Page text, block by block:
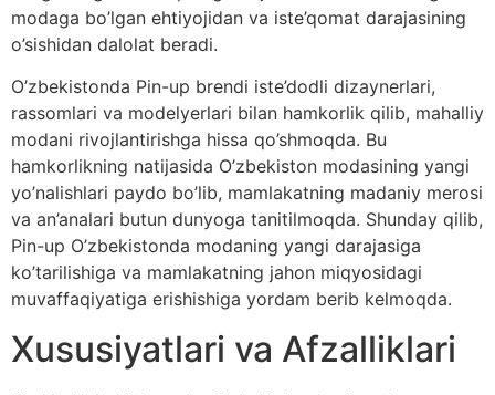
modaga bo’lgan ehtiyojidan va iste’qomat darajasining
o’sishidan dalolat beradi.
O’zbekistonda Pin-up brendi iste’dodli dizaynerlari,
rassomlari va modelyerlari bilan hamkorlik qilib, mahalliy
modani rivojlantirishga hissa qo’shmoqda. Bu
hamkorlikning natijasida O’zbekiston modasining yangi
yo’nalishlari paydo bo’lib, mamlakatning madaniy merosi
va an’analari butun dunyoga tanitilmoqda. Shunday qilib,
Pin-up O’zbekistonda modaning yangi darajasiga
ko’tarilishiga va mamlakatning jahon miqyosidagi
muvaffaqiyatiga erishishiga yordam berib kelmoqda.
Xususiyatlari va Afzalliklari